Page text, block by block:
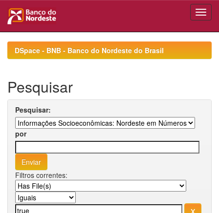
navigationDSpace - BNB - Banco do Nordeste do Brasil
Pesquisar
Pesquisar:
por
Filtros correntes: